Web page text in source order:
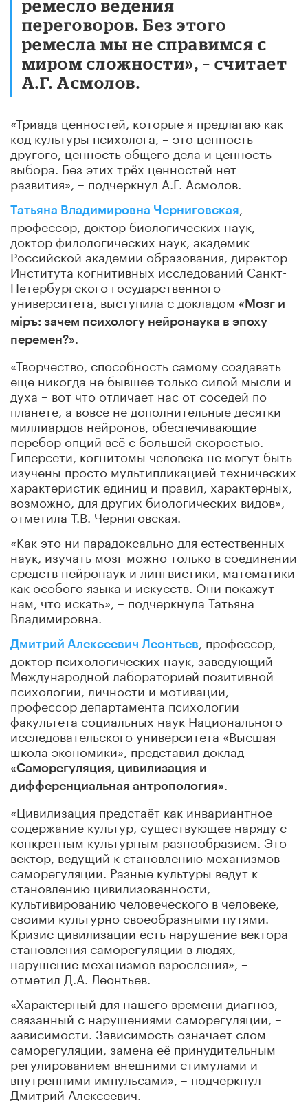
ремесло ведения
переговоров. Без этого
ремесла мы не справимся с
миром сложности», – считает
А.Г. Асмолов.
«Триада ценностей, которые я предлагаю как
код культуры психолога, – это ценность
другого, ценность общего дела и ценность
выбора. Без этих трёх ценностей нет
развития», – подчеркнул А.Г. Асмолов.
Татьяна Владимировна Черниговская
профессор, доктор биологических наук,
доктор филологических наук, академик
Российской академии образования, директор
Института когнитивных исследований Санкт-
Петербургского государственного
университета, выступила с докладом «Мозг и
мiръ: зачем психологу нейронаука в эпоху
перемен?»
«Творчество, способность самому создавать
еще никогда не бывшее только силой мысли и
духа – вот что отличает нас от соседей по
планете, а вовсе не дополнительные десятки
миллиардов нейронов, обеспечивающие
перебор опций всё с большей скоростью.
Гиперсети, когнитомы человека не могут быть
изучены просто мультипликацией технических
характеристик единиц и правил, характерных,
возможно, для других биологических видов», –
отметила Т.В. Черниговская.
«Как это ни парадоксально для естественных
наук, изучать мозг можно только в соединении
средств нейронаук и лингвистики, математики
как особого языка и искусств. Они покажут
нам, что искать», – подчеркнула Татьяна
Владимировна.
Дмитрий Алексеевич Леонтьев
, профессор,
доктор психологических наук, заведующий
Международной лабораторией позитивной
психологии, личности и мотивации,
профессор департамента психологии
факультета социальных наук Национального
исследовательского университета «Высшая
школа экономики», представил доклад
«Саморегуляция, цивилизация и
дифференциальная антропология»
«Цивилизация предстаёт как инвариантное
содержание культур, существующее наряду с
конкретным культурным разнообразием. Это
вектор, ведущий к становлению механизмов
саморегуляции. Разные культуры ведут к
становлению цивилизованности,
культивированию человеческого в человеке,
своими культурно своеобразными путями.
Кризис цивилизации есть нарушение вектора
становления саморегуляции в людях,
нарушение механизмов взросления», –
отметил Д.А. Леонтьев.
«Характерный для нашего времени диагноз,
связанный с нарушениями саморегуляции, –
зависимости. Зависимость означает слом
саморегуляции, замена её принудительным
регулированием внешними стимулами и
внутренними импульсами», – подчеркнул
Дмитрий Алексеевич.